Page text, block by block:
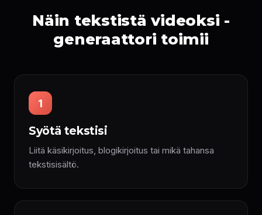
Näin tekstistä videoksi -
generaattori toimii
1
Syötä tekstisi
Liitä käsikirjoitus, blogikirjoitus tai mikä tahansa
tekstisisältö.